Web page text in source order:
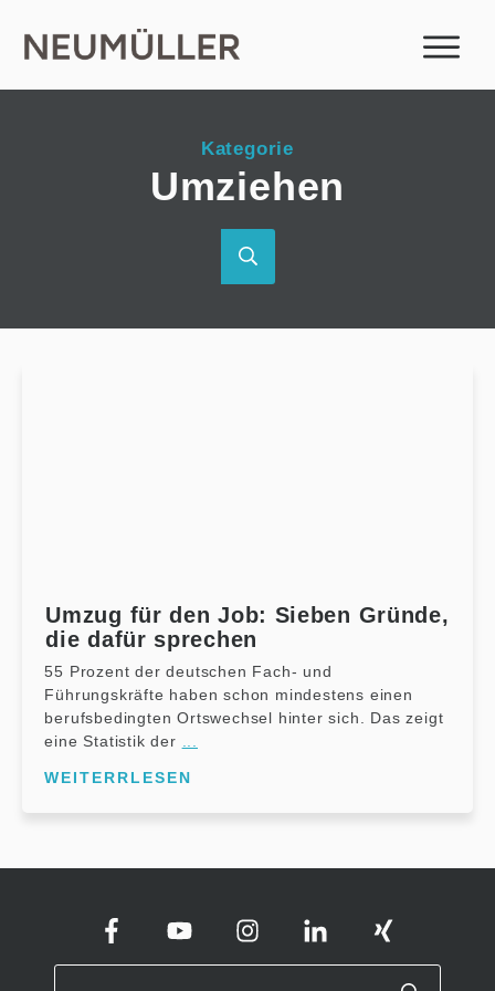
Kategorie
Umziehen
Umzug für den Job: Sieben Gründe,
die dafür sprechen
55 Prozent der deutschen Fach- und
Führungskräfte haben schon mindestens einen
berufsbedingten Ortswechsel hinter sich. Das zeigt
eine Statistik der
WEITERRLESEN